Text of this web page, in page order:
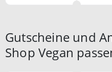
Gutscheine und
Shop Vegan